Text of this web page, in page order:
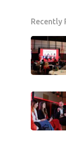
Recently